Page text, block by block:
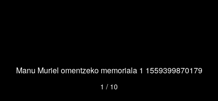
Manu Muriel omentzeko memoriala 1 1559399870179
1 / 10